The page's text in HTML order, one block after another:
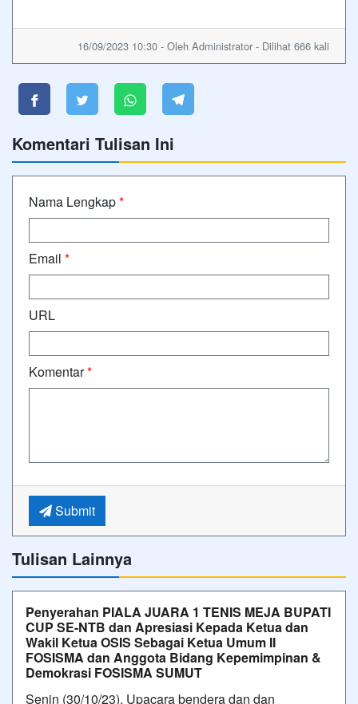
16/09/2023 10:30 - Oleh Administrator - Dilihat 666 kali
Komentari Tulisan Ini
Nama Lengkap*
Email *
URL
Komentar*
Submit
Tulisan Lainnya
Penyerahan PIALA JUARA 1 TENIS MEJA BUPATI
CUP SE-NTB dan Apresiasi Kepada Ketua dan
Wakil Ketua OSIS Sebagai Ketua Umum II
FOSISMA dan Anggota Bidang Kepemimpinan &
Demokrasi FOSISMA SUMUT
Senin (30/10/23), Upacara bendera dan dan